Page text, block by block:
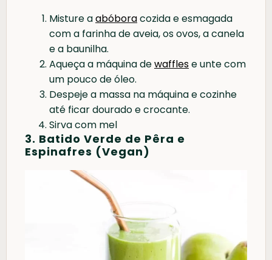
Misture aabóboracozida e esmagada
com a farinha de aveia, os ovos, a canela
e a baunilha.
Aqueça a máquina dewafflese unte com
um pouco de óleo.
Despeje a massa na máquina e cozinhe
até ficar dourado e crocante.
Sirva com mel
3. Batido Verde de Pêra e
Espinafres (Vegan)